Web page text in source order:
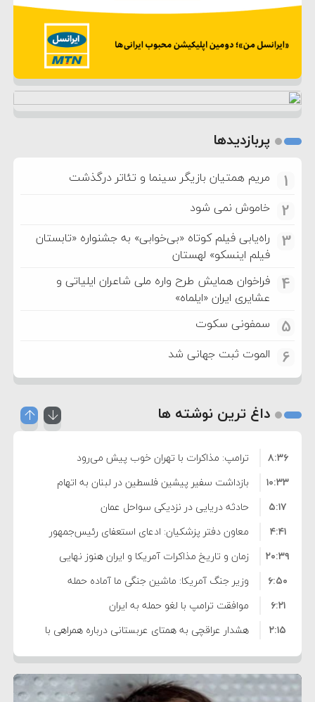
پربازدیدها
1 مریم همتیان بازیگر سینما و تئاتر درگذشت
2 خاموش نمی شود
3
راه‌یابی فیلم کوتاه «بی‌خوابی» به جشنواره «تابستان
فیلم اینسکو» لهستان
4
فراخوان همایش طرح واره ملی شاعران ایلیاتی و
عشایری ایران «ایلماه»
5 سمفونی سکوت
6 الموت ثبت جهانی شد
داغ ترین نوشته ها
ترامپ: مذاکرات با تهران خوب پیش می‌رود
۸:۳۶
بازداشت سفیر پیشین فلسطین در لبنان به اتهام
فساد و اختلاس اموال
۱۰:۳۳
حادثه دریایی در نزدیکی سواحل عمان
۵:۱۷
معاون دفتر پزشکیان: ادعای استعفای رئیس‌جمهور
واهی و کذب محض است
۴:۴۱
زمان و تاریخ مذاکرات آمریکا و ایران هنوز نهایی
نشده است
۲۰:۳۹
وزیر جنگ آمریکا: ماشین جنگی ما آماده حمله
نظامی علیه ایران است
۶:۵۰
موافقت ترامپ با لغو حمله به ایران
۶:۲۱
هشدار عراقچی به همتای عربستانی درباره همراهی با
آمریکا
۲:۱۵
مقام ارشد امنیتی: برنامه گسترده‌ای برای پاسخ به
دیوانگی آمریکا داریم
۷:۱۰
ترامپ دستور حملات جدید علیه ایران را صادر کرد
۵:۴۵